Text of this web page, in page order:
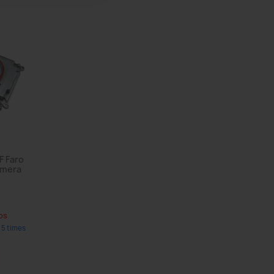
Faro
times